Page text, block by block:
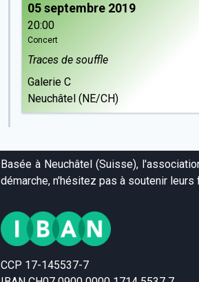
05 septembre 2019
20:00
Concert
Traces de souffle
Galerie C
Neuchâtel (NE/CH)
Basée à Neuchâtel (Suisse),
démarche, n'hésitez pas à soutenir
CCP 17-145537-7